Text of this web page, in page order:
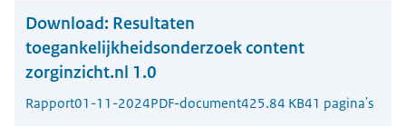
Download: Resultaten
toegankelijkheidsonderzoek content
zorginzicht.nl 1.0
Rapport01-11-2024PDF-document425.84 KB41 pagina's